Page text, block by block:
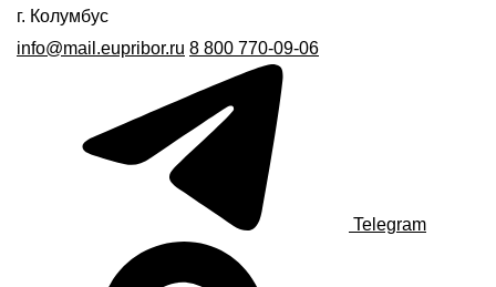
г. Колумбус
info@mail.eupribor.ru 8 800 770-09-06
Telegram